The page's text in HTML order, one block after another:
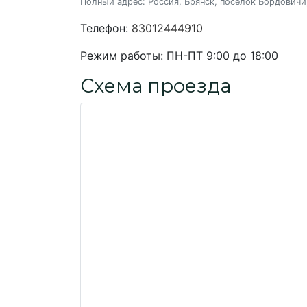
Телефон: 83012444910
Режим работы: ПН-ПТ 9:00 до 18:00
Схема проезда